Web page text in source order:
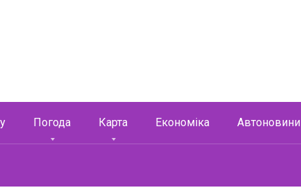
Погода Карта Економіка Автоновини